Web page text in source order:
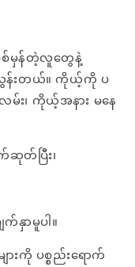
မှန်တဲ့လူတွေနဲ့
န်းတယ်။ ကိုယ့်ကို ပ
၊ ကိုယ့်အနား မနေ
ဆုတ်ပြီး၊
နှာမူပါ။
းကို ပစ္စည်းရောက်